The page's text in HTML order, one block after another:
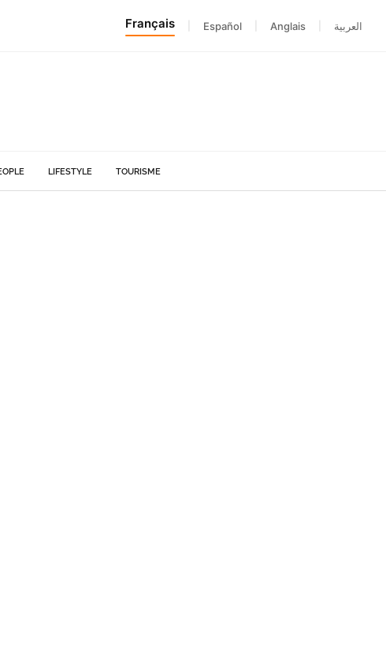
Français Español Anglais العربية
LIFESTYLE TOURISME